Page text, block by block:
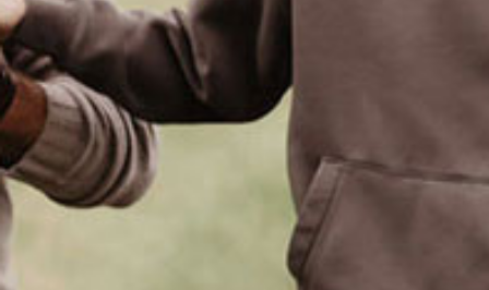
Wir freuen uns sehr über eine besondere Auszeichnung für
unseren Mirabellenbrand!
Bei der Prämierung „Baden Best Spirits“ wurde unser
Mirabellenbrand mit der Goldmedaille ausgezeichnet. Darüber
hinaus erhielten wir als besondere Anerkennung einen
Ehrenpreis – eine Auszeichnung, die die herausragende